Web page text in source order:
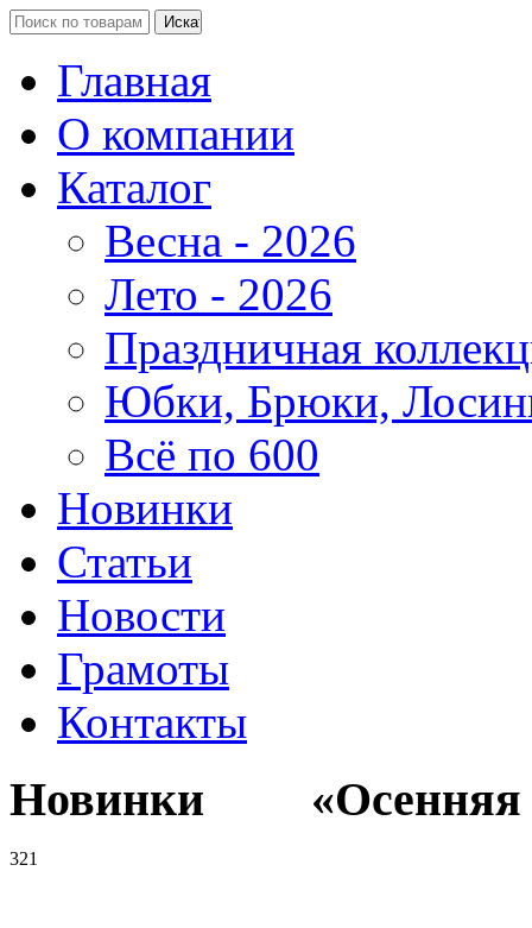
Главная
О компании
Каталог
Весна - 2026
Лето - 2026
Праздничная
Юбки, Брюки,
Всё по 600
Новинки
Статьи
Новости
Грамоты
Контакты
Новинки «Осенняя
321